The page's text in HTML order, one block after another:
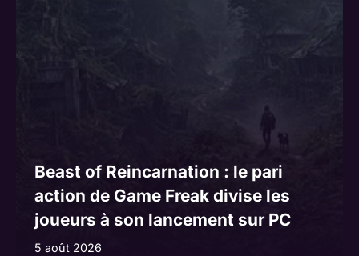
Beast of Reincarnation : le pari
action de Game Freak divise les
joueurs à son lancement sur PC
5 août 2026